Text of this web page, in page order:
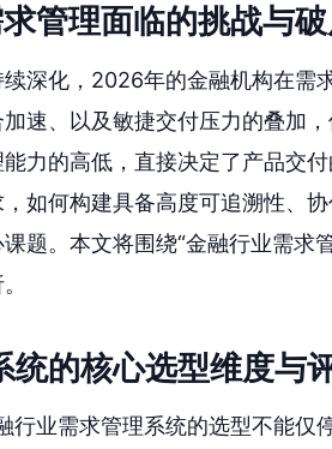
管理面临的挑战与
深化，2026年的金融机构在需
速、以及敏捷交付压力的叠加
力的高低，直接决定了产品交
如何构建具备高度可追溯性、
题。本文将围绕“金融行业需求
统的核心选型维度与
业需求管理系统的选型不能仅